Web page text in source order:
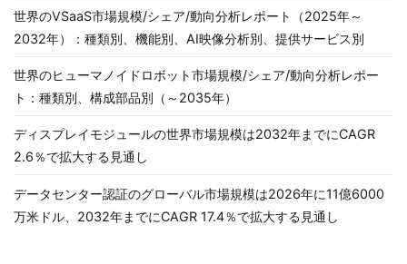
世界のVSaaS市場規模/シェア/動向分析レポート（2025年～
2032年）：種類別、機能別、AI映像分析別、提供サービス別
世界のヒューマノイドロボット市場規模/シェア/動向分析レポー
ト：種類別、構成部品別（～2035年）
ディスプレイモジュールの世界市場規模は2032年までにCAGR
2.6％で拡大する見通し
データセンター認証のグローバル市場規模は2026年に11億6000
万米ドル、2032年までにCAGR 17.4％で拡大する見通し